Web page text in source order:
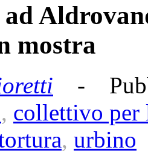
mostra
-
, collettivo per
, urbino